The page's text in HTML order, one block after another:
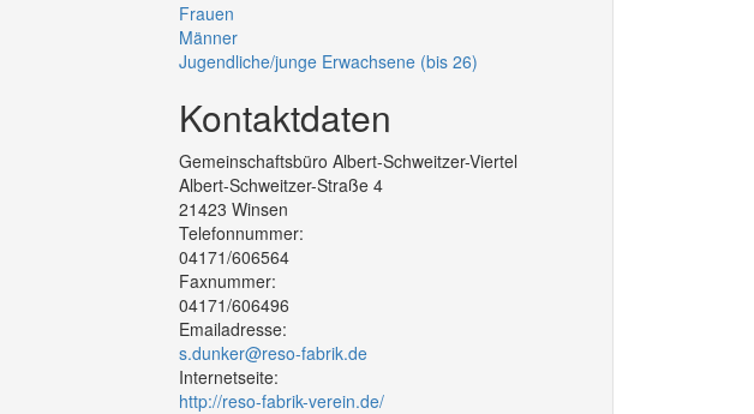
Frauen
Männer
Jugendliche/junge Erwachsene (bis 26)
Kontaktdaten
Gemeinschaftsbüro Albert-Schweitzer-Viertel
Albert-Schweitzer-Straße 4
21423 Winsen
Telefonnummer:
04171/606564
Faxnummer:
04171/606496
Emailadresse:
s.dunker@reso-fabrik.de
Internetseite:
http://reso-fabrik-verein.de/